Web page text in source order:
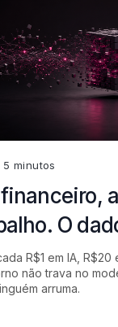
5 minutos
O
R$1 em IA,
não trava no
arruma.